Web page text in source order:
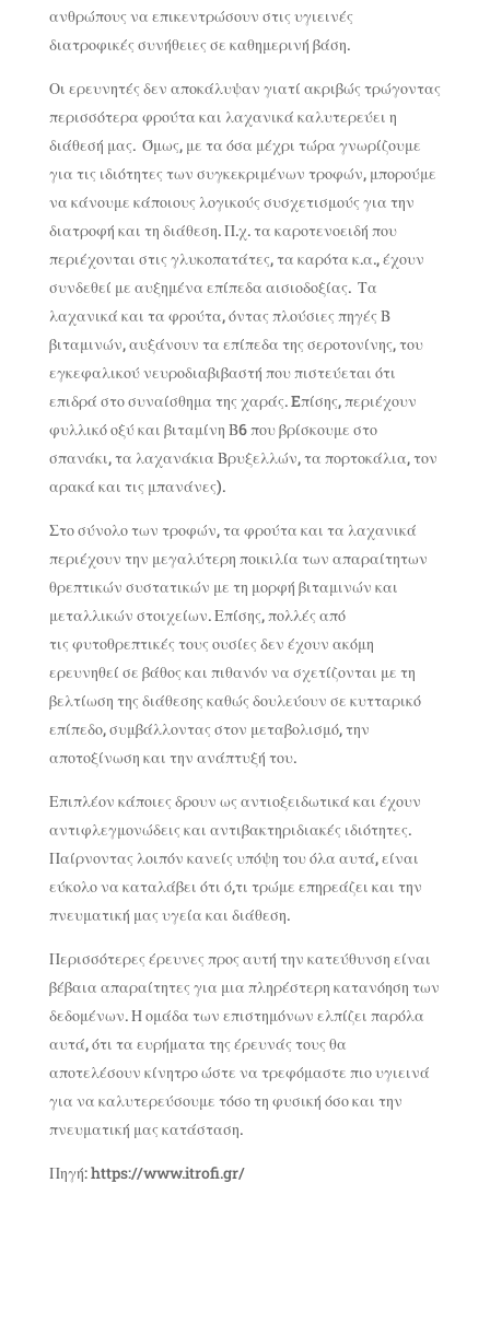
ανθρώπους να επικεντρώσουν στις υγιεινές
διατροφικές συνήθειες σε καθημερινή βάση.
Οι ερευνητές δεν αποκάλυψαν γιατί ακριβώς τρώγοντας
περισσότερα φρούτα και λαχανικά καλυτερεύει η
διάθεσή μας. Όμως, με τα όσα μέχρι τώρα γνωρίζουμε
για τις ιδιότητες των συγκεκριμένων τροφών, μπορούμε
να κάνουμε κάποιους λογικούς συσχετισμούς για την
διατροφή και τη διάθεση. Π.χ. τα καροτενοειδή που
περιέχονται στις γλυκοπατάτες, τα καρότα κ.α., έχουν
συνδεθεί με αυξημένα επίπεδα αισιοδοξίας. Τα
λαχανικά και τα φρούτα, όντας πλούσιες πηγές Β
βιταμινών, αυξάνουν τα επίπεδα της σεροτονίνης, του
εγκεφαλικού νευροδιαβιβαστή που πιστεύεται ότι
επιδρά στο συναίσθημα της χαράς. Eπίσης, περιέχουν
φυλλικό οξύ και βιταμίνη Β6 που βρίσκουμε στο
σπανάκι, τα λαχανάκια Βρυξελλών, τα πορτοκάλια, τον
αρακά και τις μπανάνες).
Στο σύνολο των τροφών, τα φρούτα και τα λαχανικά
περιέχουν την μεγαλύτερη ποικιλία των απαραίτητων
θρεπτικών συστατικών με τη μορφή βιταμινών και
μεταλλικών στοιχείων. Επίσης, πολλές από
τις φυτοθρεπτικές τους ουσίες δεν έχουν ακόμη
ερευνηθεί σε βάθος και πιθανόν να σχετίζονται με τη
βελτίωση της διάθεσης καθώς δουλεύουν σε κυτταρικό
επίπεδο, συμβάλλοντας στον μεταβολισμό, την
αποτοξίνωση και την ανάπτυξή του.
Επιπλέον κάποιες δρουν ως αντιοξειδωτικά και έχουν
αντιφλεγμονώδεις και αντιβακτηριδιακές ιδιότητες.
Παίρνοντας λοιπόν κανείς υπόψη του όλα αυτά, είναι
εύκολο να καταλάβει ότι ό,τι τρώμε επηρεάζει και την
πνευματική μας υγεία και διάθεση.
Περισσότερες έρευνες προς αυτή την κατεύθυνση είναι
βέβαια απαραίτητες για μια πληρέστερη κατανόηση των
δεδομένων. Η ομάδα των επιστημόνων ελπίζει παρόλα
αυτά, ότι τα ευρήματα της έρευνάς τους θα
αποτελέσουν κίνητρο ώστε να τρεφόμαστε πιο υγιεινά
για να καλυτερεύσουμε τόσο τη φυσική όσο και την
πνευματική μας κατάσταση.
Πηγή: https://www.itrofi.gr/